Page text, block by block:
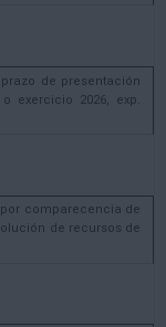
prazo de presentación
exercicio 2026, exp.
por comparecencia de
de recursos de